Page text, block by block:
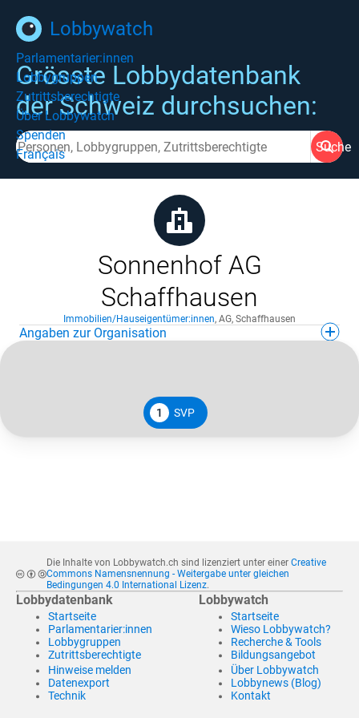
Lobbywatch
Parlamentarier:innen
Lobbygruppen
Zutrittsberechtigte
Über Lobbywatch
Spenden
Français
Grösste Lobbydatenbank
der Schweiz durchsuchen:
Suche
Sonnenhof AG
Schaffhausen
Immobilien/Hauseigentümer:innen, AG, Schaffhausen
Angaben zur Organisation
1 SVP
Die Inhalte von Lobbywatch.ch sind lizenziert unter einer Creative
Commons Namensnennung - Weitergabe unter gleichen
Bedingungen 4.0 International Lizenz.
Lobbydatenbank
Startseite
Parlamentarier:innen
Lobbygruppen
Zutrittsberechtigte
Hinweise melden
Datenexport
Technik
Lobbywatch
Startseite
Wieso Lobbywatch?
Recherche & Tools
Bildungsangebot
Über Lobbywatch
Lobbynews (Blog)
Kontakt